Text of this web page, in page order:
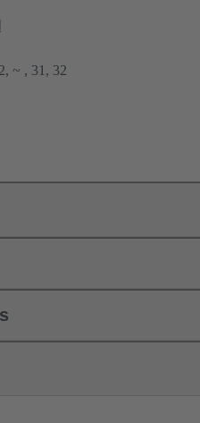
~ , 31, 32